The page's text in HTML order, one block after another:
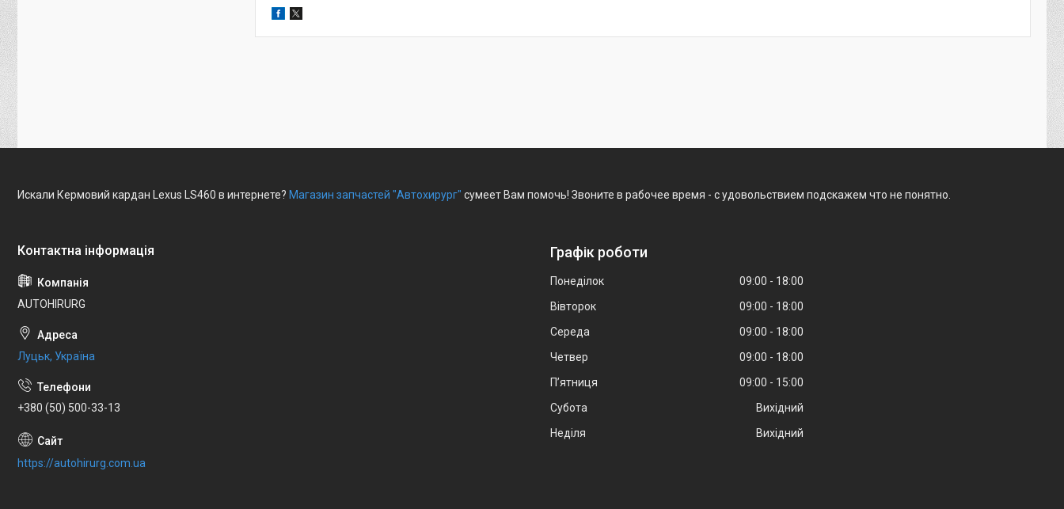
Искали Кермовий кардан Lexus LS460 в интернете? Магазин запчастей "Автохирург" сумеет Вам помочь! Звоните в рабочее время - с удовольствием подскажем что не понятно.
AUTOHIRURG
Луцьк, Україна
+380 (50) 500-33-13
https://autohirurg.com.ua
Графік роботи
Понеділок 09:00
18:00
Вівторок
09:00
18:00
Середа
09:00
18:00
Четвер
09:00
18:00
Пʼятниця
09:00
15:00
Субота
Вихідний
Неділя
Вихідний